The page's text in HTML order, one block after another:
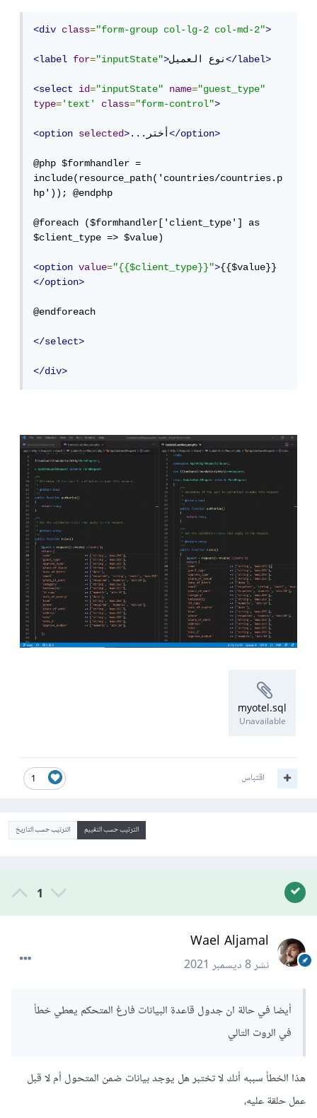
<div class="form-group col-lg-2 col-md-2">
<label for="inputState">نوع العميل</label>
<select id="inputState" name="guest_type"
type='text' class="form-control">
<option selected> ...أختر</option>
@php $formhandler =
include(resource_path('countries/countries.p
hp')); @endphp
@foreach ($formhandler['client_type'] as
$client_type => $value)
<option value="{{$client_type}}">
</option>
@endforeach
</select>
</div>
myotel.sql
Unavailable
1 اقتباس
الترتيب حسب التقييم الترتيب حسب التاريخ
1
Wael Aljamal
نشر8 ديسمبر 2021
أيضا في حالة ان جدول قاعدة البيانات فارغ المتحكم يعطي خطأ
في الروت التالي
هذا الخطأ سببه أنك لا تختبر هل يوجد بيانات ضمن المتحول أم لا قبل
عمل حلقة عليه،